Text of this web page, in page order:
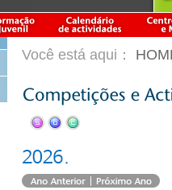
Você está aqui：